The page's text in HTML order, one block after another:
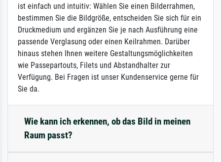
ist einfach und intuitiv: Wählen Sie einen Bilderrahmen,
bestimmen Sie die Bildgröße, entscheiden Sie sich für ein
Druckmedium und ergänzen Sie je nach Ausführung eine
passende Verglasung oder einen Keilrahmen. Darüber
hinaus stehen Ihnen weitere Gestaltungsmöglichkeiten
wie Passepartouts, Filets und Abstandhalter zur
Verfügung. Bei Fragen ist unser Kundenservice gerne für
Sie da.
Wie kann ich erkennen, ob das Bild in meinen
Raum passt?